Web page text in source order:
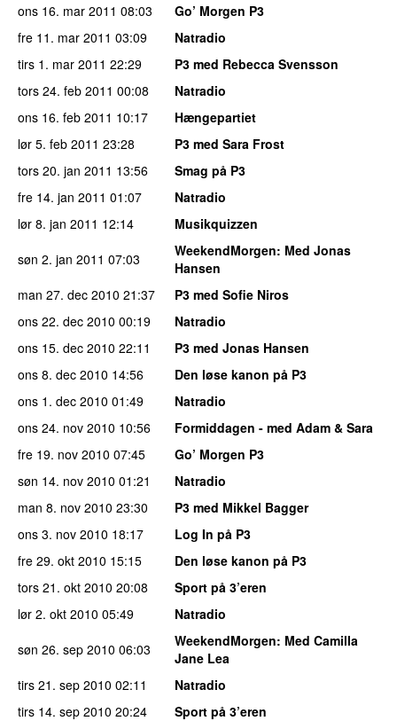
ons 16. mar 2011 08:03
Go’ Morgen P3
fre 11. mar 2011 03:09
Natradio
tirs 1. mar 2011 22:29
P3 med Rebecca Svensson
tors 24. feb 2011 00:08
Natradio
ons 16. feb 2011 10:17
Hængepartiet
lør 5. feb 2011 23:28
P3 med Sara Frost
tors 20. jan 2011 13:56
Smag på P3
fre 14. jan 2011 01:07
Natradio
lør 8. jan 2011 12:14
Musikquizzen
søn 2. jan 2011 07:03 WeekendMorgen: Med Jonas
Hansen
man 27. dec 2010 21:37
P3 med Sofie Niros
ons 22. dec 2010 00:19
Natradio
ons 15. dec 2010 22:11
P3 med Jonas Hansen
ons 8. dec 2010 14:56
Den løse kanon på P3
ons 1. dec 2010 01:49
Natradio
ons 24. nov 2010 10:56
Formiddagen - med Adam & Sara
fre 19. nov 2010 07:45
Go’ Morgen P3
søn 14. nov 2010 01:21
Natradio
man 8. nov 2010 23:30
P3 med Mikkel Bagger
ons 3. nov 2010 18:17
Log In på P3
fre 29. okt 2010 15:15
Den løse kanon på P3
tors 21. okt 2010 20:08
Sport på 3’eren
lør 2. okt 2010 05:49
Natradio
søn 26. sep 2010 06:03 WeekendMorgen: Med Camilla
Jane Lea
tirs 21. sep 2010 02:11
Natradio
tirs 14. sep 2010 20:24
Sport på 3’eren